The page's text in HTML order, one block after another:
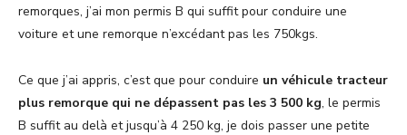
remorques, j’ai mon permis B qui suffit pour conduire une
voiture et une remorque n’excédant pas les 750kgs.
Ce que j’ai appris, c’est que pour conduire un véhicule tracteur
plus remorque qui ne dépassent pas les 3 500 kg, le permis
B suffit au delà et jusqu’à 4 250 kg, je dois passer une petite